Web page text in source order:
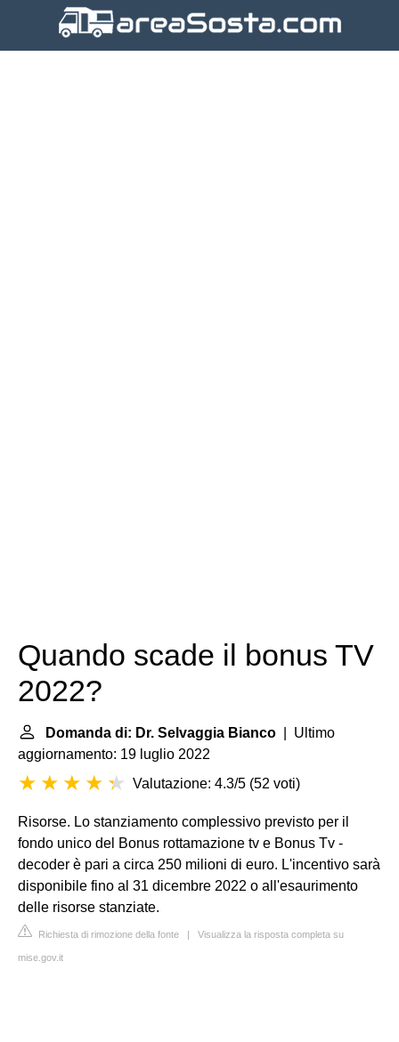
Quando scade il bonus TV
2022?
Domanda di: Dr. Selvaggia Bianco | Ultimo
aggiornamento: 19 luglio 2022
Valutazione: 4.3/5 (52 voti)
Risorse. Lo stanziamento complessivo previsto per il
fondo unico del Bonus rottamazione tv e Bonus Tv -
decoder è pari a circa 250 milioni di euro. L'incentivo sarà
disponibile fino al 31 dicembre 2022 o all'esaurimento
delle risorse stanziate.
Richiesta di rimozione della fonte | Visualizza la risposta completa su
mise.gov.it